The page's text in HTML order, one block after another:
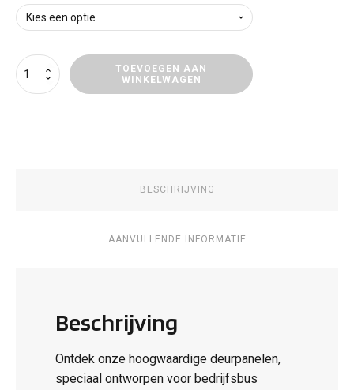
€ 65
Deurpanelen
Fiat
TOEVOEGEN AAN
WINKELWAGEN
BESCHRIJVING
AANVULLENDE INFORMATIE
Beschrijving
Ontdek onze hoogwaardige deurpanelen,
speciaal ontworpen voor bedrijfsbus